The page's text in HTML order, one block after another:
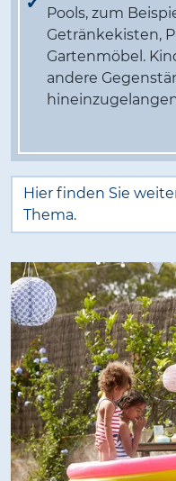
Pools, zum
Getränkekisten,
Gartenmöbel.
andere
Hier finden Sie
Thema.